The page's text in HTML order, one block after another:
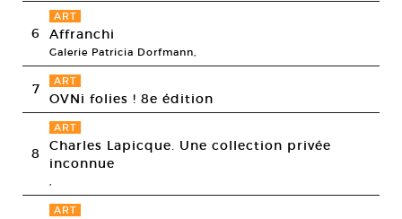
6
ART
Affranchi
Galerie Patricia Dorfmann,
7 ART
OVNi folies ! 8e édition
8
ART
Charles Lapicque. Une collection privée
inconnue
,
ART